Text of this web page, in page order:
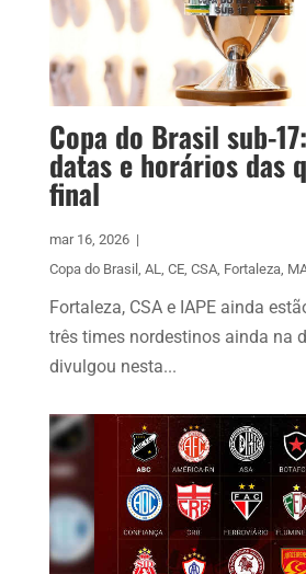
Copa do Brasil sub-
datas e horários das
final
mar 16, 2026 |
Copa do Brasil , AL, CE, CSA, Fortaleza,
Fortaleza, CSA e IAPE ainda
três times nordestinos ainda na
divulgou nesta...